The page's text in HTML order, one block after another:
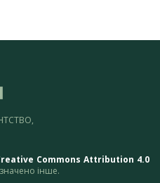
Commons Attribution 4.0
інше.